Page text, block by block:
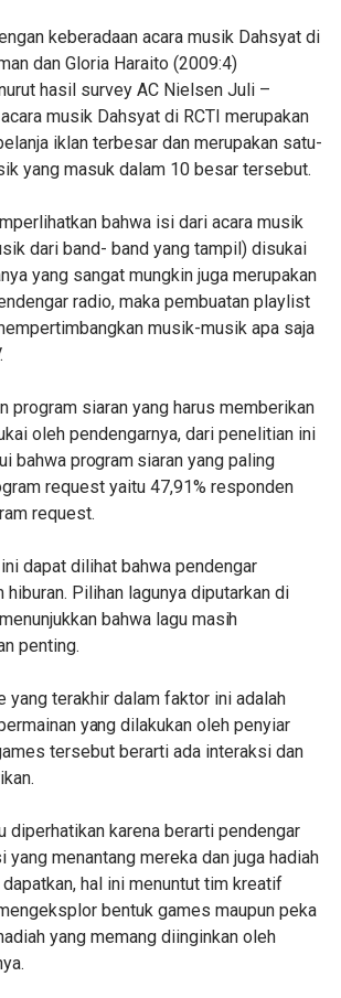
keberadaan acara musik Dahsyat di
dan Gloria Haraito (2009:4)
hasil survey AC Nielsen Juli –
musik Dahsyat di RCTI merupakan
iklan terbesar dan merupakan satu-
yang masuk dalam 10 besar tersebut.
bahwa isi dari acara musik
dari band- band yang tampil) disukai
yang sangat mungkin juga merupakan
radio, maka pembuatan playlist
musik-musik apa saja
program siaran yang harus memberikan
oleh pendengarnya, dari penelitian ini
bahwa program siaran yang paling
request yaitu 47,91% responden
request.
dapat dilihat bahwa pendengar
hiburan. Pilihan lagunya diputarkan di
menunjukkan bahwa lagumasih
penting.
yang terakhir dalam faktor ini adalah
yang dilakukan oleh penyiar
tersebut berarti ada interaksi dan
diperhatikan karena berarti pendengar
yang menantang mereka dan juga hadiah
hal ini menuntut tim kreatif
bentuk games maupun peka
yang memang diinginkan oleh